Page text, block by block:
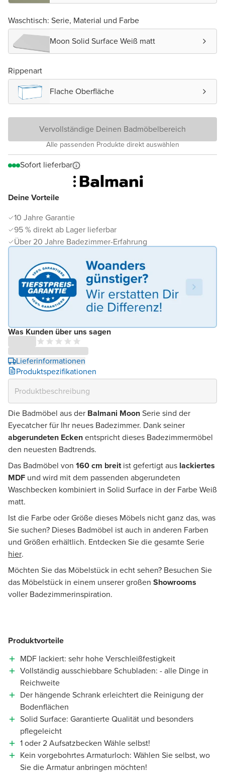
Deine Vorteile
10 Jahre Garantie
95 % direkt ab Lager lieferbar
Über 20 Jahre Badezimmer-Erfahrung
Was Kunden über uns sagen
Lieferinformationen
Produktspezifikationen
Waschtisch: Serie, Material und Farbe
Moon Solid Surface Weiß matt
Rippenart
Flache Oberfläche
Vervollständige Deinen Badmöbelbereich
Alle passenden Produkte direkt auswählen
Sofort lieferbar
Die Badmöbel aus der Balmani MoonSerie sind der
Eyecatcher für Ihr neues Badezimmer. Dank seiner
abgerundeten Eckenentspricht dieses Badezimmermöbel
den neuesten Badtrends.
Das Badmöbel von 160 cm breitist gefertigt aus lackiertes
MDF und wird mit dem passenden abgerundeten
Waschbecken kombiniert in Solid Surface in der Farbe Weiß
matt.
Ist die Farbe oder Größe dieses Möbels nicht ganz das, was
Sie suchen? Dieses Badmöbel ist auch in anderen Farben
und Größen erhältlich. Entdecken Sie die gesamte Serie
hier.
Möchten Sie das Möbelstück in echt sehen? Besuchen Sie
das Möbelstück in einem unserer großen Showrooms
voller Badezimmerinspiration.
Produktvorteile
MDF lackiert: sehr hohe Verschleißfestigkeit
Vollständig ausschiebbare Schubladen: - alle Dinge in
Reichweite
Der hängende Schrank erleichtert die Reinigung der
Bodenflächen
Solid Surface: Garantierte Qualität und besonders
pflegeleicht
1 oder 2 Aufsatzbecken Wähle selbst!
Kein vorgebohrtes Armaturloch: Wählen Sie selbst, wo
Sie die Armatur anbringen möchten!